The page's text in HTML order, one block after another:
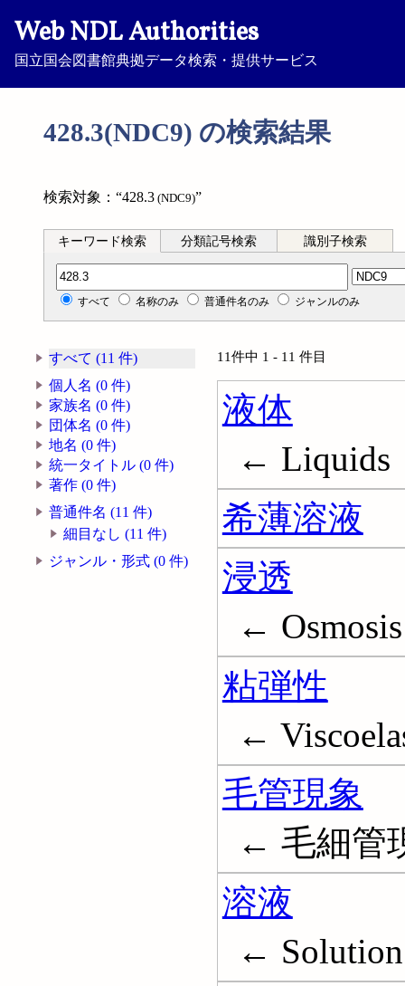
Web NDL Authorities
国立国会図書館典拠データ検索・提供サービス
428.3(NDC9) の検索結果
検索対象：“428.3 (NDC9)”
キーワード検索 分類記号検索 識別子検索
分類記号検索
すべて 名称のみ 普通件名のみ ジャンルのみ
すべて (11 件)
個人名 (0 件)
家族名 (0 件)
団体名 (0 件)
地名 (0 件)
統一タイトル (0 件)
著作 (0 件)
普通件名 (11 件)
細目なし (11 件)
ジャンル・形式 (0 件)
11件中 1 - 11 件目
液体
← Liquids
希薄溶液
浸透
← Osmosis
粘弾性
←
毛管現象
← 毛細管
溶液
←